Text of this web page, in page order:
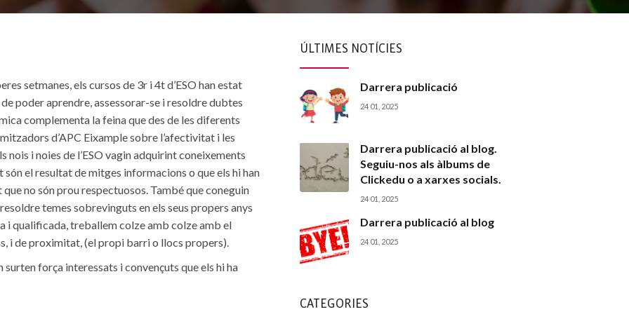
setmanes, els cursos de 3r i 4t d’ESO han estat
poder aprendre, assessorar-se i resoldre dubtes
complementa la feina que des de les diferents
d’APC Eixample sobre l’afectivitat i les
nois i noies de l’ESO vagin adquirint coneixements
el resultat de mitges informacions o que els hi han
no són prou respectuosos. També que coneguin
temes sobrevinguts en els seus propers anys
i qualificada, treballem colze amb colze amb el
i de proximitat, (el propi barri o llocs propers).
surten força interessats i convençuts que els hi ha
ÚLTIMES NOTÍCIES
Darrera publicació
24 01, 2025
Darrera publicació al blog.
Seguiu-nos als àlbums de
Clickedu o a xarxes socials.
24 01, 2025
Darrera publicació al blog
24 01, 2025
CATEGORIES